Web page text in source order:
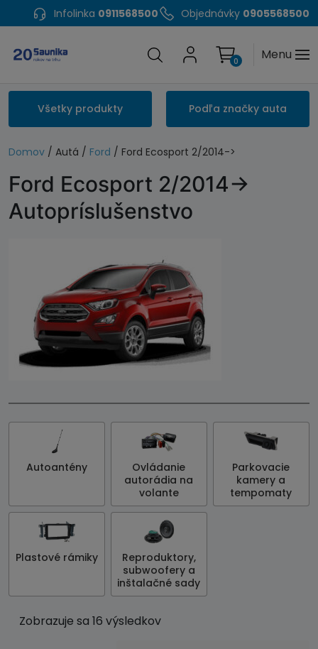
Infolinka 0911568500 Objednávky 0905568500
Menu
0
Všetky produkty Podľa značky auta
Domov / Autá / Ford / Ford Ecosport 2/2014->
Ford Ecosport 2/2014->
Autopríslušenstvo
Autoantény
Ovládanie
autorádia na
volante
Parkovacie
kamery a
tempomaty
Plastové rámiky
Reproduktory,
subwoofery a
inštalačné sady
Zobrazuje sa 16 výsledkov